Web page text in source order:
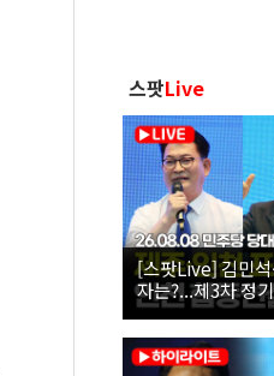
스팟Live
[스팟Live] 김민석
자는?...제3차 정
합동연설회 생중